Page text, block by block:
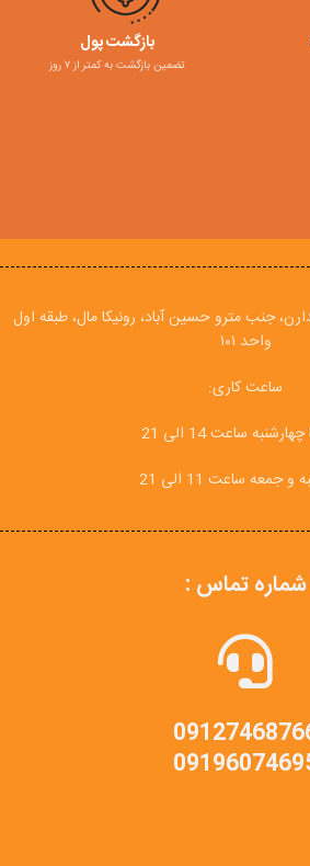
بازگشت پول
تضمین بازگشت به کمتر از ۷ روز
جنب مترو حسین آباد، رونیکا مال، طبقه اول
واحد ۱۰۱
ساعت کاری:
ساعت 14 الی 21
جمعه ساعت 11 الی 21
شماره تماس :